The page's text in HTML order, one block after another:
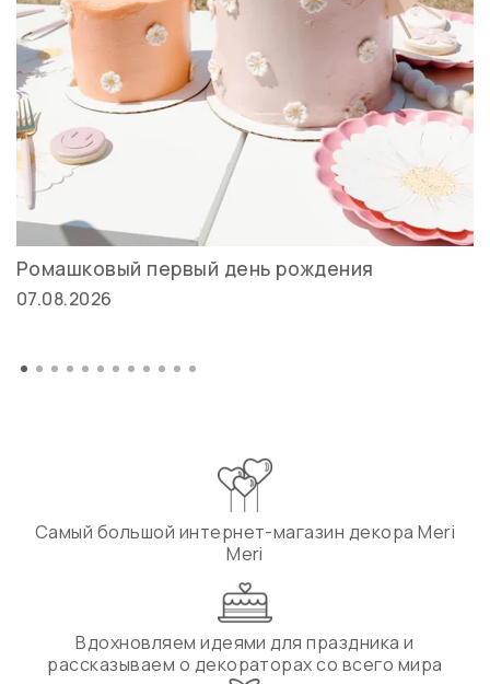
Ромашковый первый день рождения
07.08.2026
Самый большой интернет-магазин декора Meri
Meri
Вдохновляем идеями для праздника и
рассказываем о декораторах со всего мира